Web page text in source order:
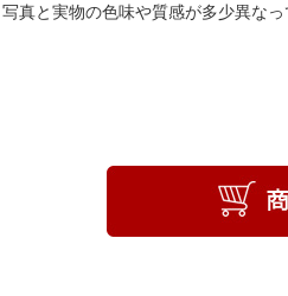
真と実物の色味や質感が多少異なっ